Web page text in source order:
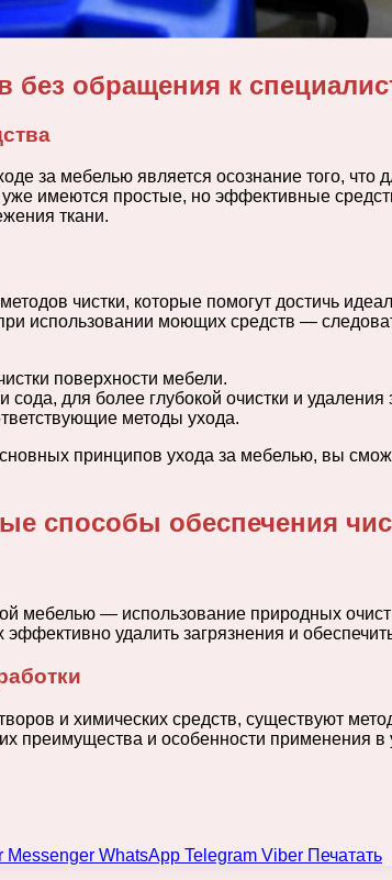
без обращения к
за мебелью является осознание того, что
имеются простые, но эффективные
ткани.
чистки, которые помогут достичь
использовании моющих средств —
поверхности мебели.
для более глубокой очистки и удаления
методы ухода.
принципов ухода за мебелью, вы
способы обеспечения
мебелью — использование природных
удалить загрязнения и
и химических средств, существуют
преимущества и особенности применения
Messenger WhatsApp Telegram Viber Печатать